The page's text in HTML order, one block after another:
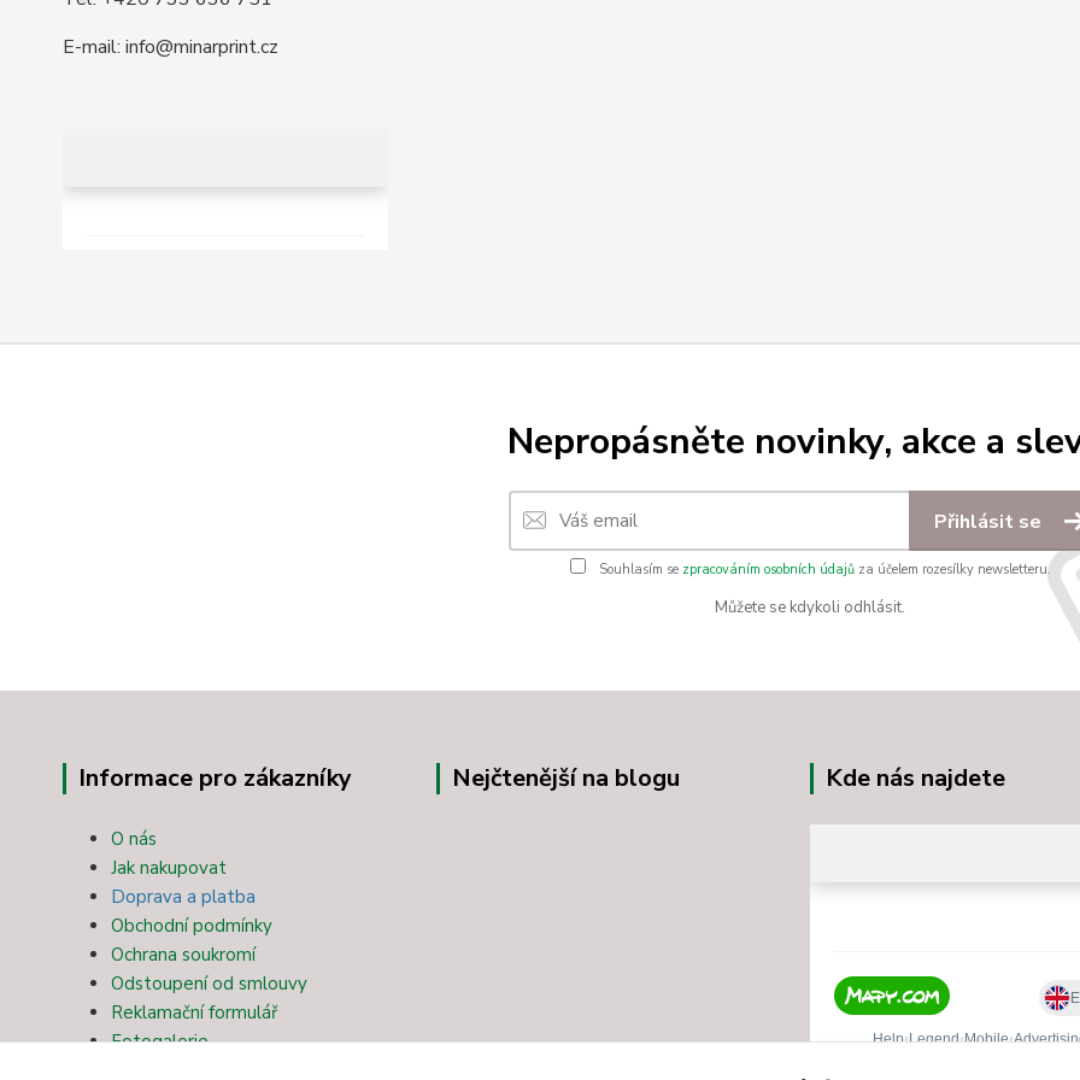
E-mail: info@minarprint.cz
Nepropásněte novinky, akce a
Přihlásit se
Souhlasím se zpracováním osobních údajůza účelem rozesílky newsletteru.
Můžete se kdykoli odhlásit.
Informace pro zákazníky
O nás
Jak nakupovat
Doprava a platba
Obchodní podmínky
Ochrana soukromí
Odstoupení od smlouvy
Reklamační formulář
Fotogalerie
Nejčtenější na blogu Kde nás najdete